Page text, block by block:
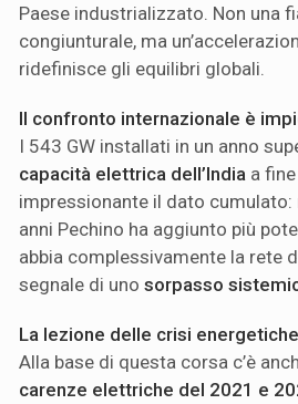
Paese industrializzato. Non una
congiunturale, ma
ridefinisce gli equilibri globali.
Il confronto internazionale è
I 543 GW installati in un anno
capacità elettrica dell’India a
impressionante il dato
anni Pechino ha aggiunto più
abbia complessivamente la rete
segnale di uno sorpasso
La lezione delle crisi energetiche
Alla base di questa corsa c’è
carenze elettriche del 2021 e